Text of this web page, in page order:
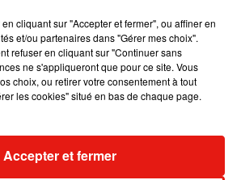
7 août 2026
Tayc et Didi B dévoilent le single le plus
dansant de l’année
collaboration tant attendue
cliquant sur "Accepter et fermer", ou affiner en
et/ou partenaires dans "Gérer mes choix".
refuser en cliquant sur "Continuer sans
ne s'appliqueront que pour ce site. Vous
choix, ou retirer votre consentement à tout
les cookies" situé en bas de chaque page.
Accepter et fermer